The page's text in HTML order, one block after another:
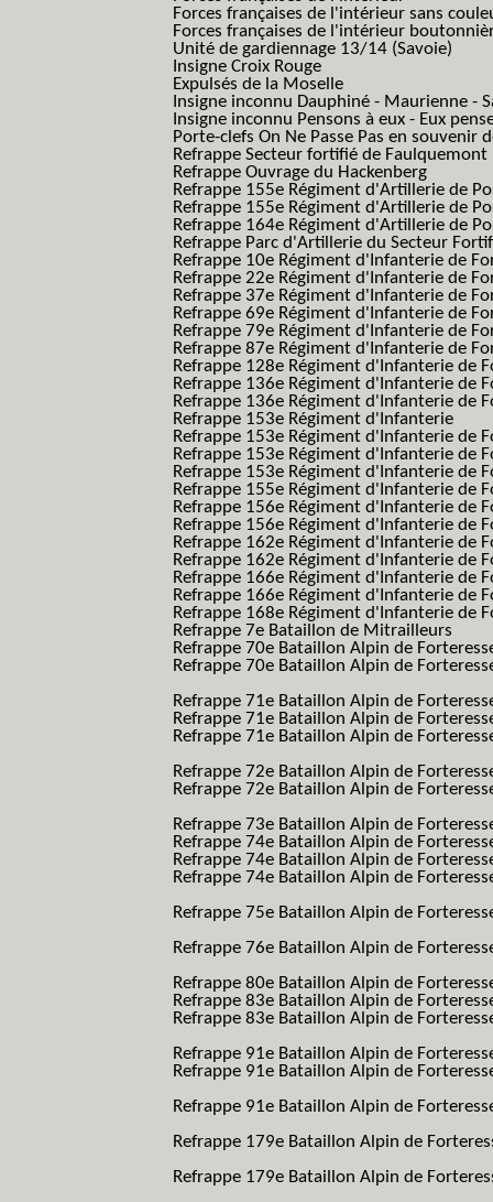
Forces françaises de l'intérieur sans
Forces françaises de l'intérieur
Unité de gardiennage 13/14 (Savoie)
Insigne Croix Rouge
Expulsés de la Moselle
Insigne inconnu Dauphiné - Maurienne -
Insigne inconnu Pensons à eux - Eux
Porte-clefs On Ne Passe Pas en souvenir
Refrappe Secteur fortifié de Faulquemont
Refrappe Ouvrage du Hackenberg
Refrappe 155e Régiment d'Artillerie de
Refrappe 155e Régiment d'Artillerie de
Refrappe 164e Régiment d'Artillerie de
Refrappe Parc d'Artillerie du Secteur
Refrappe 10e Régiment d'Infanterie de
Refrappe 22e Régiment d'Infanterie de
Refrappe 37e Régiment d'Infanterie de
Refrappe 69e Régiment d'Infanterie de
Refrappe 79e Régiment d'Infanterie de
Refrappe 87e Régiment d'Infanterie de
Refrappe 128e Régiment d'Infanterie de
Refrappe 136e Régiment d'Infanterie de
Refrappe 136e Régiment d'Infanterie de
Refrappe 153e Régiment d'Infanterie
Refrappe 153e Régiment d'Infanterie de
Refrappe 153e Régiment d'Infanterie de
Refrappe 153e Régiment d'Infanterie de
Refrappe 155e Régiment d'Infanterie de
Refrappe 156e Régiment d'Infanterie de
Refrappe 156e Régiment d'Infanterie de
Refrappe 162e Régiment d'Infanterie de
Refrappe 162e Régiment d'Infanterie de
Refrappe 166e Régiment d'Infanterie de
Refrappe 166e Régiment d'Infanterie de
Refrappe 168e Régiment d'Infanterie de
Refrappe 7e Bataillon de Mitrailleurs
Refrappe 70e Bataillon Alpin de
Refrappe 70e Bataillon Alpin de
Refrappe 71e Bataillon Alpin de
Refrappe 71e Bataillon Alpin de
Refrappe 71e Bataillon Alpin de
Refrappe 72e Bataillon Alpin de
Refrappe 72e Bataillon Alpin de
Refrappe 73e Bataillon Alpin de
Refrappe 74e Bataillon Alpin de
Refrappe 74e Bataillon Alpin de
Refrappe 74e Bataillon Alpin de
Refrappe 75e Bataillon Alpin de
Refrappe 76e Bataillon Alpin de
Refrappe 80e Bataillon Alpin de
Refrappe 83e Bataillon Alpin de
Refrappe 83e Bataillon Alpin de
Refrappe 91e Bataillon Alpin de
Refrappe 91e Bataillon Alpin de
Refrappe 91e Bataillon Alpin de
Refrappe 179e Bataillon Alpin de
Refrappe 179e Bataillon Alpin de